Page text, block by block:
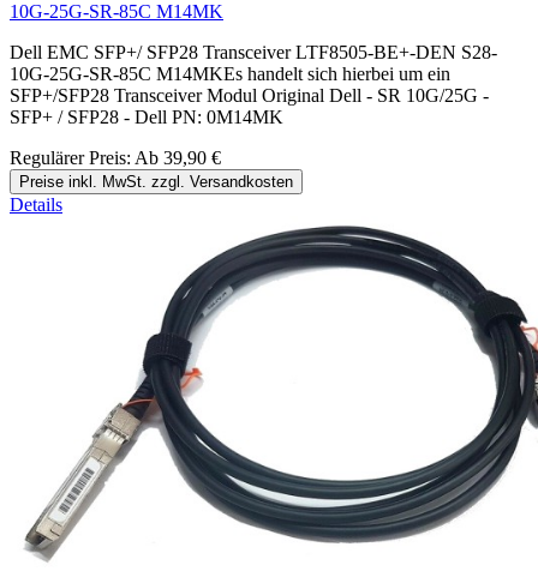
10G-25G-SR-85C M14MK
Dell EMC SFP+/ SFP28 Transceiver LTF8505-BE+-DEN S28-
10G-25G-SR-85C M14MKEs handelt sich hierbei um ein
SFP+/SFP28 Transceiver Modul Original Dell - SR 10G/25G -
SFP+ / SFP28 - Dell PN: 0M14MK
Regulärer Preis: Ab 39,90 €
Preise inkl. MwSt. zzgl. Versandkosten
Details